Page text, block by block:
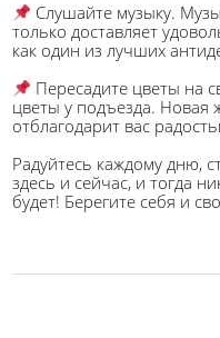
Слушайте музыку.
только доставляет
как один из лучших
Пересадите цветы на
цветы у подъезда. Новая
отблагодарит вас
Радуйтесь каждому дню,
здесь и сейчас, и тогда
будет! Берегите себя и